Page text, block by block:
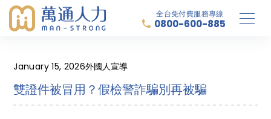
全台免付費服務專線
0800-600-885
January 15, 2026外國人宣導
雙證件被冒用？假檢警詐騙別再被騙